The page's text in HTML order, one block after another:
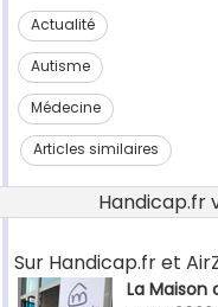
Actualité
Autisme
Médecine
Articles similaires
Handicap.fr
Sur Handicap.fr et
La Maison